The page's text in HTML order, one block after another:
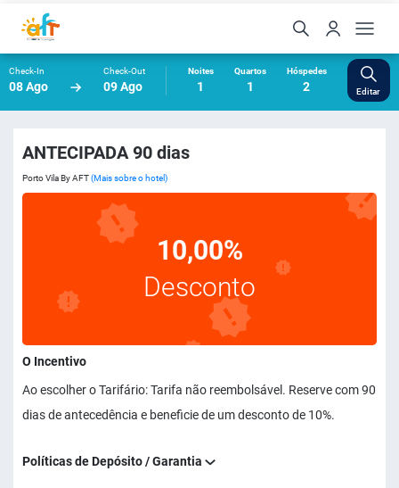
Check-In
08 Ago
Check-Out
09 Ago
Noites
1
Quartos
1
Hóspedes
2 Editar
ANTECIPADA 90 dias
Porto Vila By AFT(Mais sobre o hotel)
10,00%
Desconto
O Incentivo
Ao escolher o Tarifário: Tarifa não reembolsável. Reserve com 90
dias de antecedência e beneficie de um desconto de 10%.
Políticas de Depósito / Garantia